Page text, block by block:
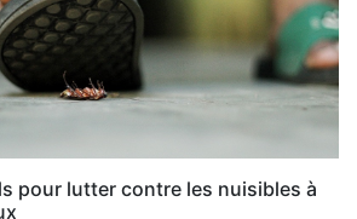
pour lutter contre les nuisibles à